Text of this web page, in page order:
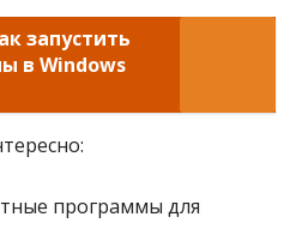
запустить
в Windows
программы для